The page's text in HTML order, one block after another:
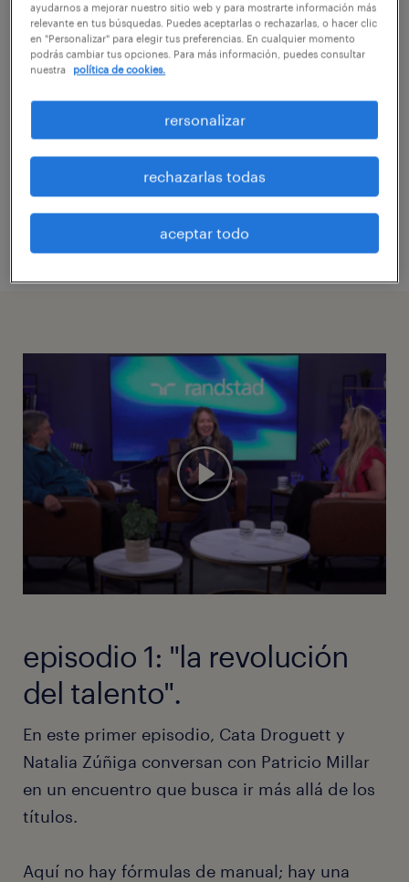
actores clave de la transformación laboral;
una mirada que recorre su trayectoria para ir
más allá de los datos y conectar con las
un espacio humano para reconocer desafíos,
futuro del trabajo.
episodio 1: "la revolución
del talento".
En este primer episodio, Cata Droguett y
Natalia Zúñiga conversan con Patricio Millar
en un encuentro que busca ir más allá de los
títulos.
Aquí no hay fórmulas de manual; hay una
ayudarnos a mejorar nuestro sitio web y para mostrarte información más
relevante en tus búsquedas. Puedes aceptarlas o rechazarlas, o hacer clic
en "Personalizar" para elegir tus preferencias. En cualquier momento
podrás cambiar tus opciones. Para más información, puedes consultar
nuestra
política de cookies.
rersonalizar
rechazarlas todas
aceptar todo